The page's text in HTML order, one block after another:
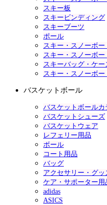
スキー板
スキービンディング
スキーブーツ
ポール
スキー・スノーボー
スキー・スノーボー
スキーバッグ・ケー
スキー・スノーボー
バスケットボール
バスケットボールカ
バスケットシューズ
バスケットウェア
レフェリー用品
ボール
コート用品
バッグ
アクセサリー・グッ
ケア・サポーター用
adidas
ASICS